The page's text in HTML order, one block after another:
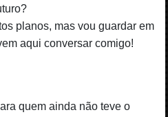
planos, mas vou guardar em
aqui conversar comigo!
quem ainda não teve o